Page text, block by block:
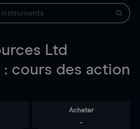
Ltd
: cours des action
Acheter
-